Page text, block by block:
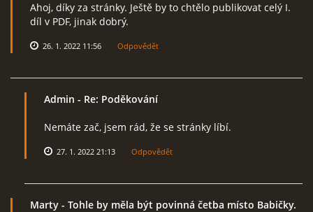
Ahoj, díky za stránky. Ještě by to chtělo publikovat celý I.
díl v PDF, jinak dobrý.
26. 1. 2022 11:56 Odpovědět
Admin - Re: Poděkování
Nemáte zač, jsem rád, že se stránky líbí.
27. 1. 2022 21:13 Odpovědět
Marty - Tohle by měla být povinná četba místo Babičky.